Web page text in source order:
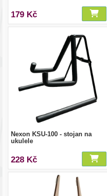
179 Kč
Nexon KSU-100 - stojan na
ukulele
228 Kč